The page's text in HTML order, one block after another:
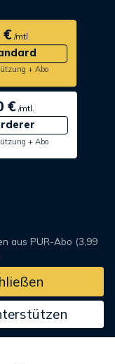
€/mtl.
+ Abo
€ /mtl.
+ Abo
aus PUR-Abo (3,99